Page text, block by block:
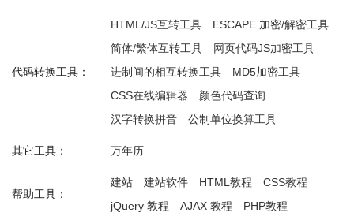
代码转换工具：
HTML/JS互转工具
ESCAPE 加密/解密工具
简体/繁体互转工具
网页代码JS加密工具
进制间的相互转换工具
MD5加密工具
CSS在线编辑器
颜色代码查询
汉字转换拼音
公制单位换算工具
其它工具： 万年历
帮助工具：
建站 建站软件 HTML教程
CSS教程
jQuery 教程
AJAX 教程 PHP教程